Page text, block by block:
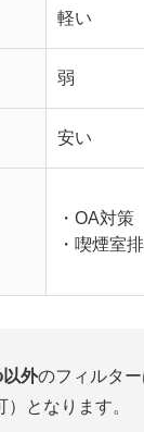
軽い
弱
安い
・OA対策
・喫煙室
外のフィルタ
）となります。